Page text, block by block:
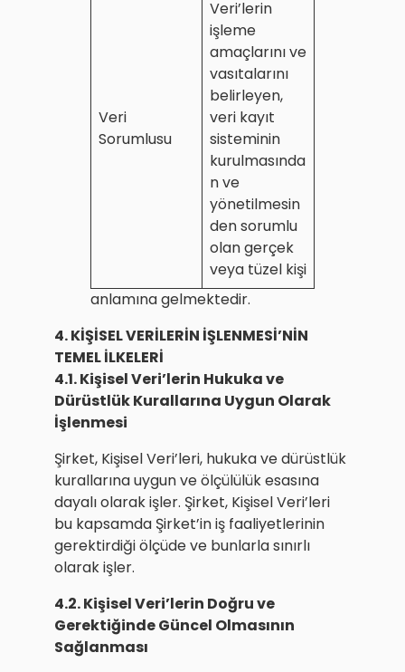
Veri
Sorumlusu
Veri’lerin
işleme
amaçlarını ve
vasıtalarını
belirleyen,
veri kayıt
sisteminin
kurulmasında
n ve
yönetilmesin
den sorumlu
olan gerçek
veya tüzel kişi
anlamına gelmektedir.
4. KİŞİSEL VERİLERİN İŞLENMESİ’NİN
TEMEL İLKELERİ
4.1. Kişisel Veri’lerin Hukuka ve
Dürüstlük Kurallarına Uygun Olarak
İşlenmesi
Şirket, Kişisel Veri’leri, hukuka ve dürüstlük
kurallarına uygun ve ölçülülük esasına
dayalı olarak işler. Şirket, Kişisel Veri’leri
bu kapsamda Şirket’in iş faaliyetlerinin
gerektirdiği ölçüde ve bunlarla sınırlı
olarak işler.
4.2. Kişisel Veri’lerin Doğru ve
Gerektiğinde Güncel Olmasının
Sağlanması